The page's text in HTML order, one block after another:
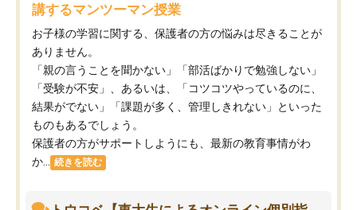
講するマンツーマン授業
お子様の学習に関する、保護者の方の悩みは尽きることが
ありません。
「親の言うことを聞かない」「部活ばかりで勉強しない」
「受験が不安」、あるいは、「コツコツやっているのに、
結果がでない」「課題が多く、管理しきれない」といった
ものもあるでしょう。
保護者の方がサポートしようにも、最新の教育事情がわ
か...
続きを読む